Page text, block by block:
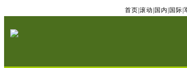
首页 滚动 国内 国际